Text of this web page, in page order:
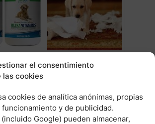
el consentimiento
las cookies
cookies de analítica anónimas, propias
y de publicidad.
(incluido Google) pueden almacenar,
papel